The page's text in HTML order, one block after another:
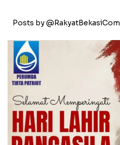
Posts by @RakyatBekasiCom